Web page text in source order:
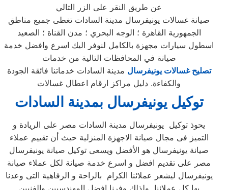
عن طريق النقر على الزر التالي
صيانة غسالات يونيفرسال مدينة السادات تغطى جميع مناطق
الجمهورية القاهرة ؛ الوجه البحري ؛ مدن القناة ؛ الصعيد
اسطول سيارات مجهزة بالكامل لنوفر اليك اسرع وافضل خدمة
صيانة في المحافظات التالية من خدمات
تصليح غسالات يونيفرسال مدينة السادات خدماتنا فائقة الجودة
والكفاءة. دليل مراكز ارقام اعطال غسالات
توكيل يونيفرسال بمدينة السادات
يحوذ توكيل يونيفرسال مدينة السادات مصر على الريادة و
التميز فى مجال صيانة الاجهزة المنزلية حيث أن تقييم عملاء
صيانة يونيفرسال هو الأفضل ويسعى توكيل صيانة يونيفرسال
مصر على تقديم افضل و اسرع خدمة صيانة لكل عملاء صيانة
يونيفرسال ليشعر عملائنا الكرام بالراحة و الرفاهية التى وعدنا
بها كل عملائنا ولذلك وفرنا افضل المهندسيين والفنيين